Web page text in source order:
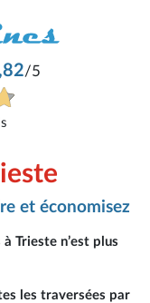
/5
et économisez
Trieste n’est plus
les traversées par